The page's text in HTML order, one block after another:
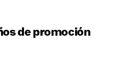
de promoción